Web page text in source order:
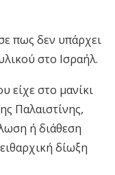
πως δεν υπάρχει
στο Ισραήλ.
είχε στο μανίκι
Παλαιστίνης,
ή διάθεση
δίωξη